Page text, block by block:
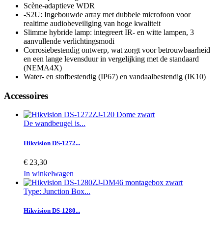
Scène-adaptieve WDR
-S2U: Ingebouwde array met dubbele microfoon voor
realtime audiobeveiliging van hoge kwaliteit
Slimme hybride lamp: integreert IR- en witte lampen, 3
aanvullende verlichtingsmodi
Corrosiebestendig ontwerp, wat zorgt voor betrouwbaarheid
en een lange levensduur in vergelijking met de standaard
(NEMA4X)
Water- en stofbestendig (IP67) en vandaalbestendig (IK10)
Accessoires
De wandbeugel is...
Hikvision DS-1272...
€ 23,30
In winkelwagen
Type: Junction Box...
Hikvision DS-1280...